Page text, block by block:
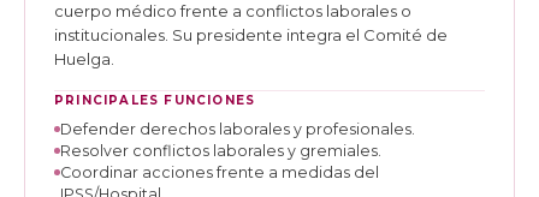
cuerpo médico frente a conflictos laborales o
institucionales. Su presidente integra el Comité de
Huelga.
PRINCIPALES FUNCIONES
Defender derechos laborales y profesionales.
Resolver conflictos laborales y gremiales.
Coordinar acciones frente a medidas del